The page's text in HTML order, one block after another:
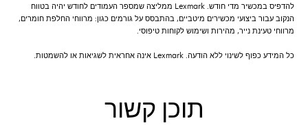
להדפיס במכשיר מדי חודש. Lexmark ממליצה שמספר העמודים לחודש יהיה בטווח
הנקוב עבור ביצועי מכשירים מיטביים, בהתבסס על גורמים כגון: מרווחי החלפת חומרים,
מרווחי טעינת נייר, מהירות ושימוש לקוחות טיפוסי.
כל המידע כפוף לשינוי ללא הודעה. Lexmark אינה אחראית לשגיאות או להשמטות.
תוכן קשור